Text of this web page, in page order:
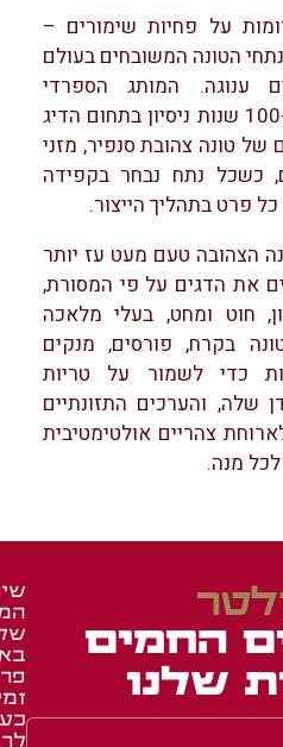
על פחיות שימורים –
הטונה המשובחים בעולם
ענוגה. המותג הספרדי
‘ארוייאבה’, שצבר מעל ל-100 שנות ניסיון בתחום הדיג
של טונה צהובת סנפיר, מזני
כשכל נתח נבחר בקפידה
פרט בתהליך הייצור.
הצהובה טעם מעט עז יותר
את הדגים על פי המסורת,
חוט ומחט, בעלי מלאכה
בקרח, פורסים, מנקים
כדי לשמור על טריות
שלה, והערכים התזונתיים
צהריים אולטימטיבית
מנה.
החמים
שלנו